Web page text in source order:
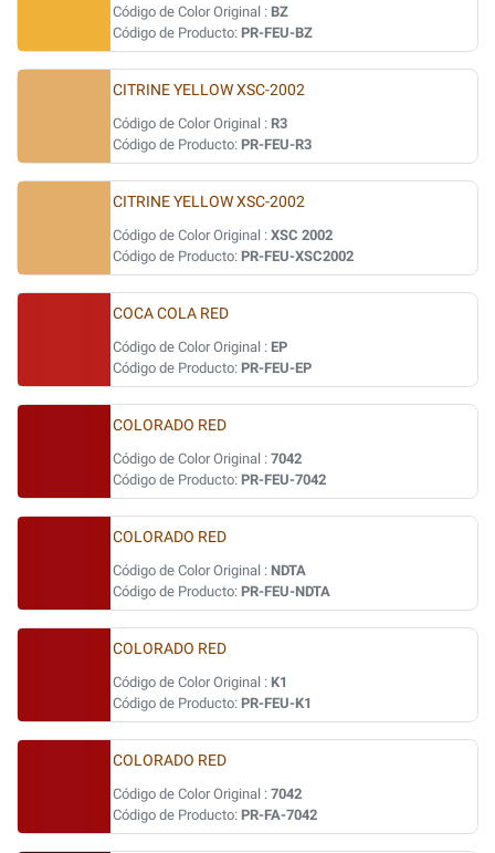
Código de Color Original : BZ
Código de Producto: PR-FEU-BZ
CITRINE YELLOW XSC-2002
Código de Color Original : R3
Código de Producto: PR-FEU-R3
CITRINE YELLOW XSC-2002
Código de Color Original : XSC 2002
Código de Producto: PR-FEU-XSC2002
COCA COLA RED
Código de Color Original : EP
Código de Producto: PR-FEU-EP
COLORADO RED
Código de Color Original : 7042
Código de Producto: PR-FEU-7042
COLORADO RED
Código de Color Original : NDTA
Código de Producto: PR-FEU-NDTA
COLORADO RED
Código de Color Original : K1
Código de Producto: PR-FEU-K1
COLORADO RED
Código de Color Original : 7042
Código de Producto: PR-FA-7042